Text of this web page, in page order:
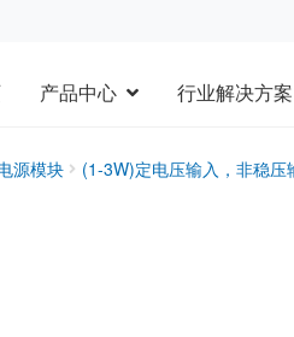
产品中心 行业解决方案
源模块 (1-3W)定电压输入，非稳压